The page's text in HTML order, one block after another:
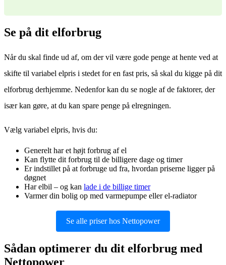
Se på dit elforbrug
Når du skal finde ud af, om der vil være gode penge at hente ved at
skifte til variabel elpris i stedet for en fast pris, så skal du kigge på dit
elforbrug derhjemme. Nedenfor kan du se nogle af de faktorer, der
især kan gøre, at du kan spare penge på elregningen.
Vælg variabel elpris, hvis du:
Generelt har et højt forbrug af el
Kan flytte dit forbrug til de billigere dage og timer
Er indstillet på at forbruge ud fra, hvordan priserne ligger på
døgnet
Har elbil – og kan lade i de billige timer
Varmer din bolig op med varmepumpe eller el-radiator
Se alle priser hos Nettopower
Sådan optimerer du dit elforbrug med
Nettopower